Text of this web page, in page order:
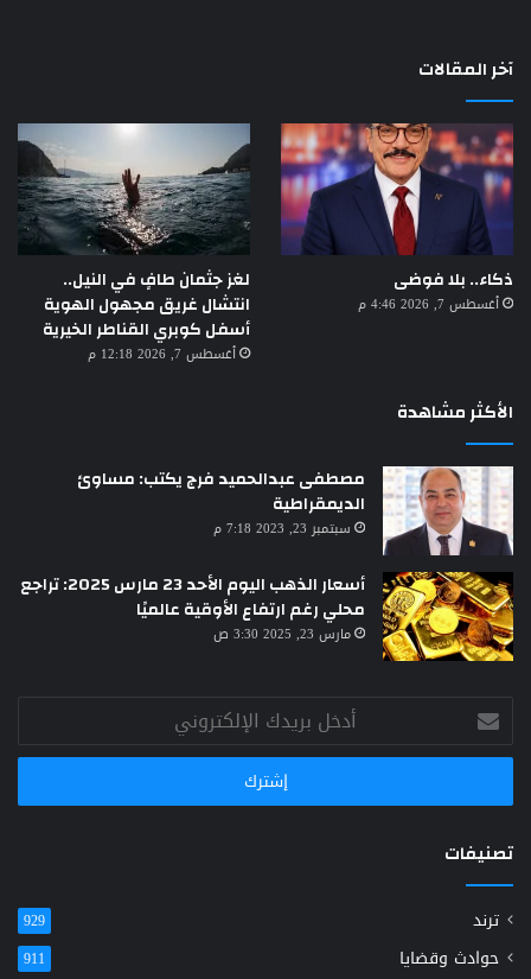
آخر المقالات
ذكاء.. بلا فوضى
أغسطس 7, 2026 4:46 م
لغز جثمان طافٍ في النيل..
انتشال غريق مجهول الهوية
أسفل كوبري القناطر الخيرية
أغسطس 7, 2026 12:18 م
الأكثر مشاهدة
مصطفى عبدالحميد فرج يكتب: مساوئ
الديمقراطية
سبتمبر 23, 2023 7:18 م
أسعار الذهب اليوم الأحد 23 مارس 2025: تراجع
محلي رغم ارتفاع الأوقية عالميًا
مارس 23, 2025 3:30 ص
أدخل
بريدك
الإلكتروني
تصنيفات
ترند 929
حوادث وقضايا 911